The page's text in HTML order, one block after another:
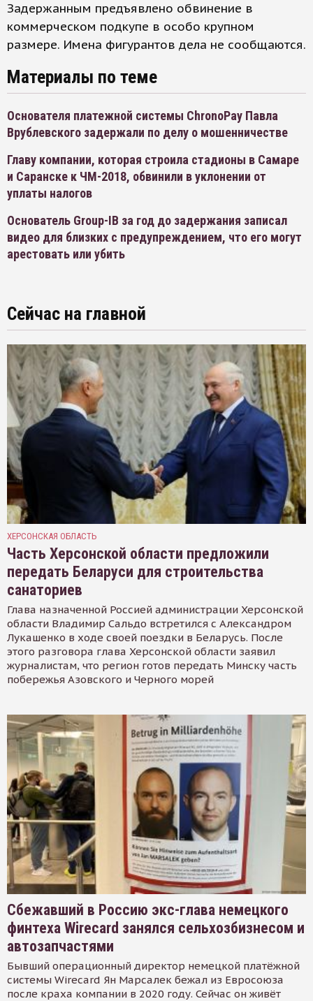
Задержанным предъявлено обвинение в
коммерческом подкупе в особо крупном
размере. Имена фигурантов дела не сообщаются.
Материалы по теме
Основателя платежной системы ChronoPay Павла
Врублевского задержали по делу о мошенничестве
Главу компании, которая строила стадионы в Самаре
и Саранске к ЧМ-2018, обвинили в уклонении от
уплаты налогов
Основатель Group-IB за год до задержания записал
видео для близких с предупреждением, что его могут
арестовать или убить
Сейчас на главной
ХЕРСОНСКАЯ ОБЛАСТЬ
Часть Херсонской области предложили
передать Беларуси для строительства
санаториев
Глава назначенной Россией администрации Херсонской
области Владимир Сальдо встретился с Александром
Лукашенко в ходе своей поездки в Беларусь. После
этого разговора глава Херсонской области заявил
журналистам, что регион готов передать Минску часть
побережья Азовского и Черного морей
Сбежавший в Россию экс-глава немецкого
финтеха Wirecard занялся сельхозбизнесом и
автозапчастями
Бывший операционный директор немецкой платёжной
системы Wirecard Ян Марсалек бежал из Евросоюза
после краха компании в 2020 году. Сейчас он живёт